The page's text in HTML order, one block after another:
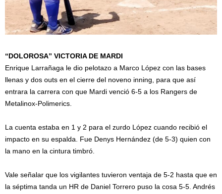
“DOLOROSA” VICTORIA DE MARDI
Enrique Larrañaga le dio pelotazo a Marco López con las bases
llenas y dos outs en el cierre del noveno inning, para que así
entrara la carrera con que Mardi venció 6-5 a los Rangers de
Metalinox-Polimerics.
La cuenta estaba en 1 y 2 para el zurdo López cuando recibió el
impacto en su espalda. Fue Denys Hernández (de 5-3) quien con
la mano en la cintura timbró.
Vale señalar que los vigilantes tuvieron ventaja de 5-2 hasta que en
la séptima tanda un HR de Daniel Torrero puso la cosa 5-5. Andrés